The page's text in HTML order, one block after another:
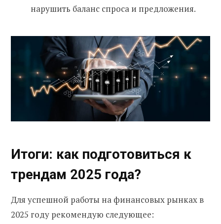
нарушить баланс спроса и предложения.
Итоги: как подготовиться к
трендам 2025 года?
Для успешной работы на финансовых рынках в
2025 году рекомендую следующее: